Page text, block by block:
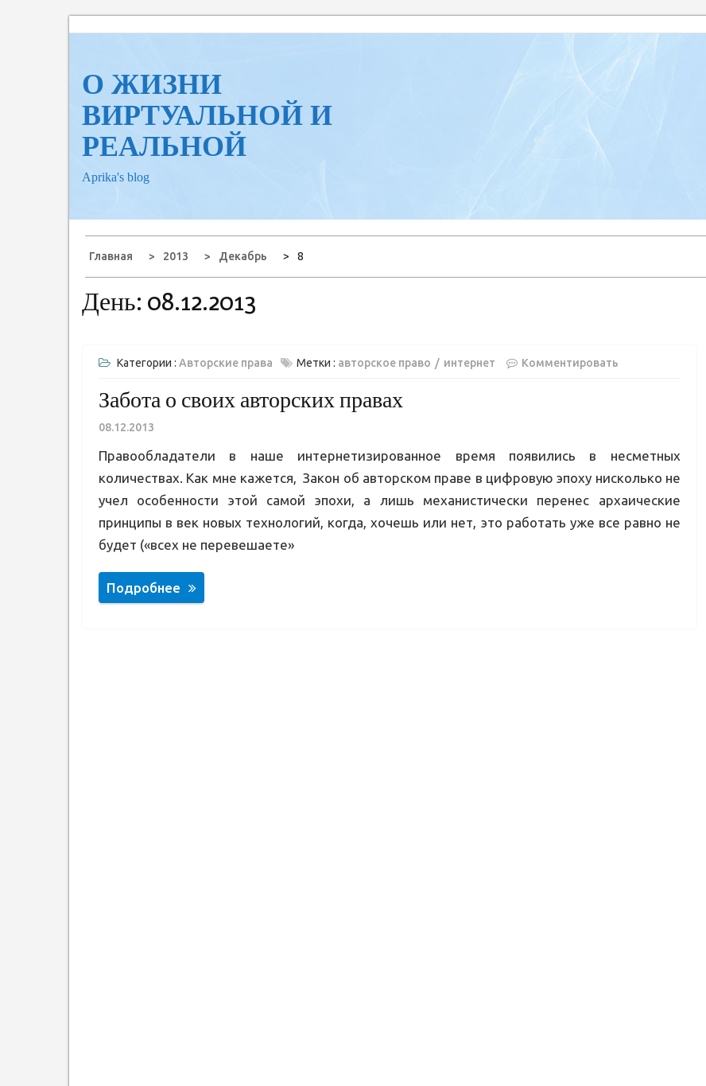
О ЖИЗНИ
ВИРТУАЛЬНОЙ И
РЕАЛЬНОЙ
Aprika's blog
Главная 2013 Декабрь 8
День: 08.12.2013
Категории : Авторские права Метки : авторское право интернет Комментировать
Забота о своих авторских правах
08.12.2013
Правообладатели в наше интернетизированное время появились в несметных
количествах. Как мне кажется, Закон об авторском праве в цифровую эпоху нисколько не
учел особенности этой самой эпохи, а лишь механистически перенес архаические
принципы в век новых технологий, когда, хочешь или нет, это работать уже все равно не
будет («всех не перевешаете»
Подробнее